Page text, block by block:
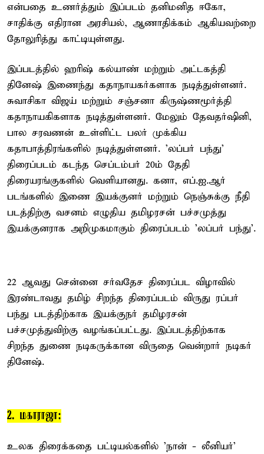
என்பதை உணர்த்தும் இப்படம் தனிமனித ஈகோ,
சாதிக்கு எதிரான அரசியல், ஆணாதிக்கம் ஆகியவற்றை
தோலுரித்து காட்டியுள்ளது.
இப்படத்தில் ஹரிஷ் கல்யாண் மற்றும் அட்டகத்தி
தினேஷ் இணைந்து கதாநாயகர்களாக நடித்துள்ளனர்.
சுவாசிகா விஜய் மற்றும் சஞ்சனா கிருஷ்ணமூர்த்தி
கதாநாயகிகளாக நடித்துள்ளனர். மேலும் தேவதர்ஷினி,
பால சரவணன் உள்ளிட்ட பலர் முக்கிய
கதாபாத்திரங்களில் நடித்துள்ளனர். 'லப்பர் பந்து'
திரைப்படம் கடந்த செப்டம்பர் 20ம் தேதி
திரையரங்குகளில் வெளியானது. கனா, எப்.ஐ.ஆர்
படங்களில் இணை இயக்குனர் மற்றும் நெஞ்சுக்கு நீதி
படத்திற்கு வசனம் எழுதிய தமிழரசன் பச்சமுத்து
இயக்குனராக அறிமுகமாகும் திரைப்படம் 'லப்பர் பந்து'.
22 ஆவது சென்னை சர்வதேச திரைப்பட விழாவில்
இரண்டாவது தமிழ் சிறந்த திரைப்படம் விருது ரப்பர்
பந்து படத்திற்காக இயக்குநர் தமிழரசன்
பச்சமுத்துவிற்கு வழங்கப்பட்டது. இப்படத்திற்காக
சிறந்த துணை நடிகருக்கான விருதை வென்றார் நடிகர்
தினேஷ்.
2. மகாராஜா:
உலக திரைக்கதை பட்டியல்களில் 'நான் - லீனியர்'